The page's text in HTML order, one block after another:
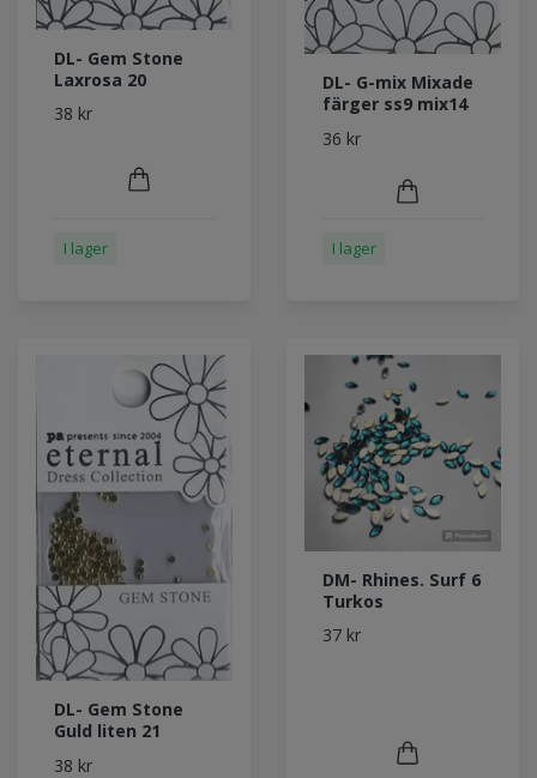
DL- Gem Stone
Laxrosa 20
38 kr
I lager
DL- G-mix Mixade
färger ss9 mix14
36 kr
I lager
DL- Gem Stone
Guld liten 21
38 kr
DM- Rhines. Surf 6
Turkos
37 kr